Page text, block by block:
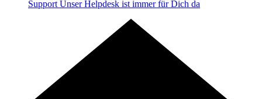
Support Unser Helpdesk ist immer für Dich da